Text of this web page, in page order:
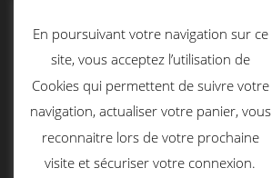
Contactez-Nous
contact@quiscrap.fr
En poursuivant votre navigation sur ce
site, vous acceptez l’utilisation de
Cookies qui permettent de suivre votre
navigation, actualiser votre panier, vous
reconnaitre lors de votre prochaine
visite et sécuriser votre connexion.